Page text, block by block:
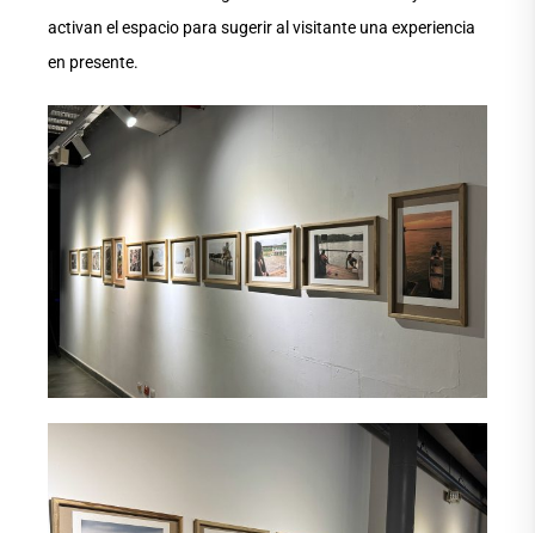
activan el espacio para sugerir al visitante una experiencia
en presente.